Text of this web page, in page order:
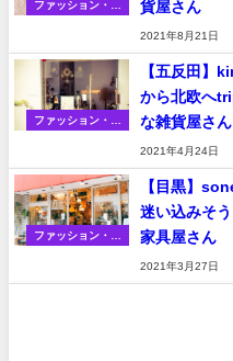
ファッション・家
貨屋さん
2021年8月21日
ファッション・家
【五反田】
から北欧へ
な雑貨屋さん
2021年4月24日
ファッション・家
【目黒】
迷い込みそ
家具屋さん
2021年3月27日